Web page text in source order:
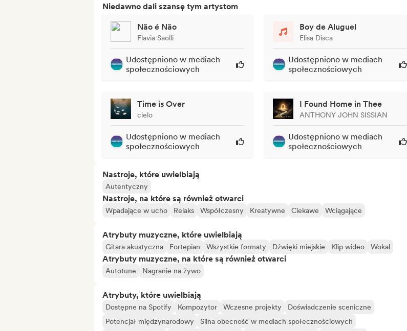
Niedawno dali szansę tym artystom
Não é Não
Flavia Saolli
Udostępniono w mediach
społecznościowych
Boy de Aluguel
Elisa Disca
Udostępniono w mediach
społecznościowych
Time is Over
cielo
Udostępniono w mediach
społecznościowych
I Found Home in Thee
ANTHONY JOHN SISSIAN
Udostępniono w mediach
społecznościowych
Nastroje, które uwielbiają
Autentyczny
Nastroje, na które są również otwarci
Wpadające w ucho Relaks Współczesny Kreatywne Ciekawe Wciągające
Atrybuty muzyczne, które uwielbiają
Gitara akustyczna Fortepian Wszystkie formaty Dźwięki miejskie Klip wideo Wokal
Atrybuty muzyczne, na które są również otwarci
Autotune Nagranie na żywo
Atrybuty, które uwielbiają
Dostępne na Spotify Kompozytor Wczesne projekty
Doświadczenie sceniczne
Potencjał międzynarodowy
Silna obecność w mediach społecznościowych